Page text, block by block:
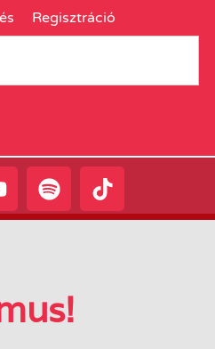
Regisztráció